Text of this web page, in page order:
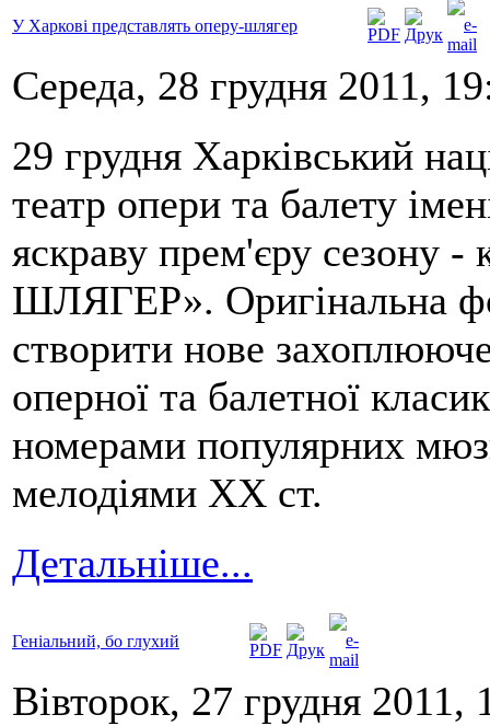
У Харкові представлять оперу-шлягер
Середа, 28 грудня 2011,
29 грудня Харківський
театр опери та балету
яскраву прем'єру сезону
ШЛЯГЕР». Оригінальна
створити нове
оперної та балетної
номерами популярних
мелодіями ХХ ст.
Детальніше...
Геніальний, бо глухий
Вівторок, 27 грудня 2011,